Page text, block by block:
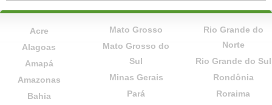
Acre
Alagoas
Amapá
Amazonas
Bahia
Mato Grosso
Mato Grosso do
Sul
Minas Gerais
Pará
Rio Grande do
Norte
Rio Grande do Sul
Rondônia
Roraima